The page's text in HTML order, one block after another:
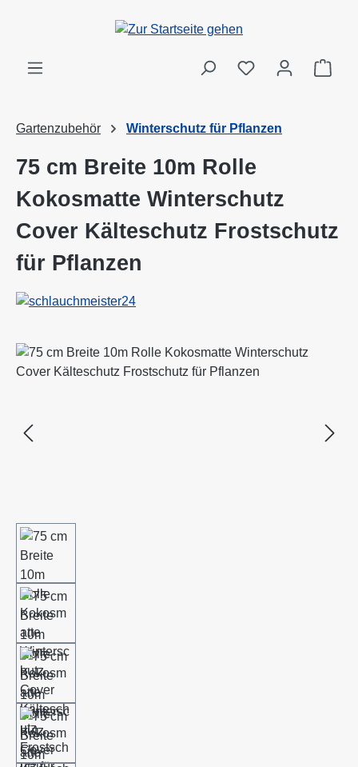
Zum Hauptinhalt springen
Gartenzubehör Winterschutz für Pflanzen
75 cm Breite 10m Rolle
Kokosmatte Winterschutz
Cover Kälteschutz Frostschutz
für Pflanzen